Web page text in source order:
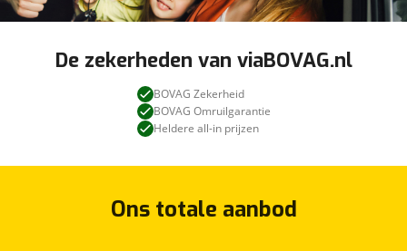
De zekerheden van viaBOVAG.nl
BOVAG Zekerheid
BOVAG Omruilgarantie
Heldere all-in prijzen
Ons totale aanbod